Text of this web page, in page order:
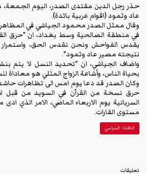
حذر رجل الدين مقتدى الصدر، اليوم
عاد وثمود (اقوام عربية بائدة).
وقال ممثل الصدر محمود الجياشي في
في منطقة الصالحية وسط بغداد، ان "حرق
يقدس الفواحش ونحن نقدس الحق، واستمرار
نتيجته مصير عاد وثمود".
واضاف الجياشي، ان "تحديد النسل لا يتم
بحياة الناس، وأشاعة الزواج المثلي هو معاداة
وكان الصدر قد دعا يوم امس الى تظاهرات
حرق نسخة من القرآن في السويد من قبل
السريانية يوم الاربعاء الماضي، الامر
مستوى القارات.
النافذة - السياسي
تعليقات